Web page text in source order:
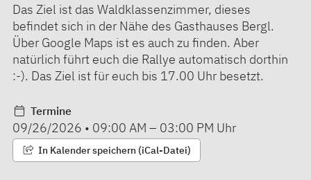
Das Ziel ist das Waldklassenzimmer, dieses
befindet sich in der Nähe des Gasthauses Bergl.
Über Google Maps ist es auch zu finden. Aber
natürlich führt euch die Rallye automatisch dorthin
:-). Das Ziel ist für euch bis 17.00 Uhr besetzt.
Termine
09/26/2026 • 09:00 AM – 03:00 PM Uhr
In Kalender speichern (iCal-Datei)